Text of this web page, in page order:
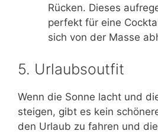
Rücken. Dieses
perfekt für eine
sich von der Masse
5. Urlaubsoutfit
Wenn die Sonne lacht und
steigen, gibt es kein
den Urlaub zu fahren und